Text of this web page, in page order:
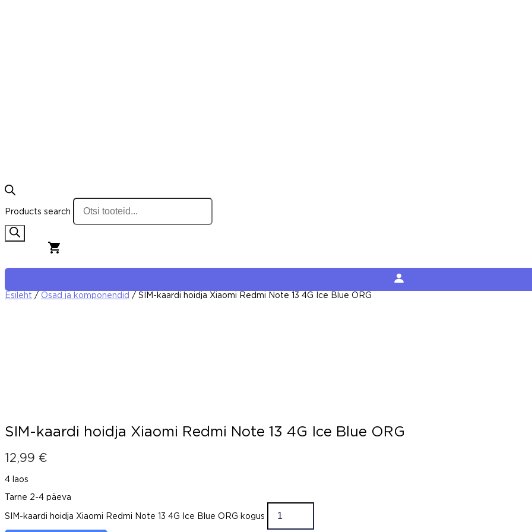
Products search
Esileht / Osad ja komponendid / SIM-kaardi hoidja Xiaomi Redmi Note 13 4G Ice Blue ORG
SIM-kaardi hoidja Xiaomi Redmi Note 13 4G Ice Blue ORG
12,99 €
4 laos
Tarne 2-4 päeva
SIM-kaardi hoidja Xiaomi Redmi Note 13 4G Ice Blue ORG kogus